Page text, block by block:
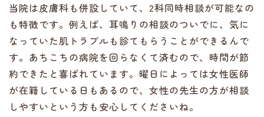
当院は皮膚科も併設していて、2科同時相談が可能なの
も特徴です。例えば、耳鳴りの相談のついでに、気に
なっていた肌トラブルも診てもらうことができるんで
す。あちこちの病院を回らなくて済むので、時間が節
約できたと喜ばれています。曜日によっては女性医師
が在籍している日もあるので、女性の先生の方が相談
しやすいという方も安心してくださいね。